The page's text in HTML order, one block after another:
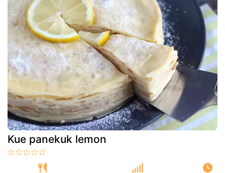
Kue panekuk lemon